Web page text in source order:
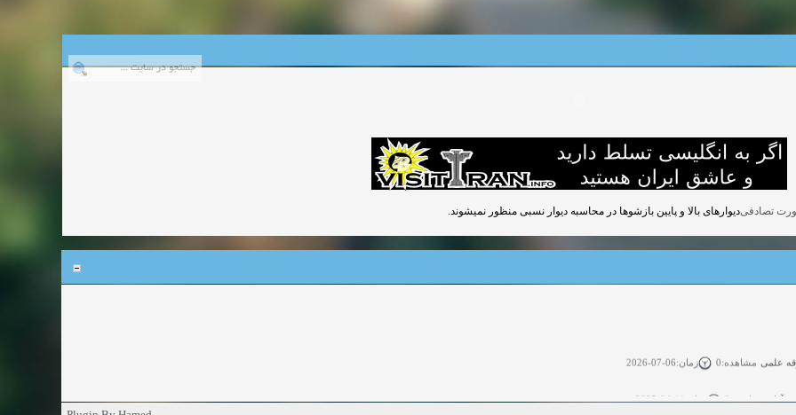
دیوارهای بالا و پایین بازشوها در محاسبه دیوار نسبی منظور نمیشوند.